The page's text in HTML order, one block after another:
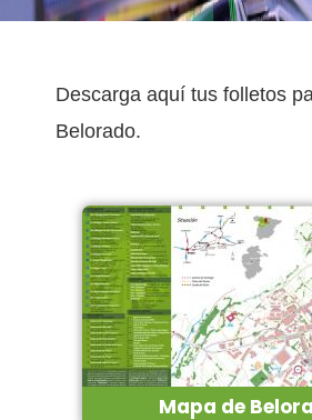
Descarga aquí tus folletos
Belorado.
Mapa de